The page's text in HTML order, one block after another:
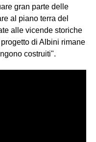
gran parte delle
al piano terra del
alle vicende storiche
di Albini rimane
costruiti".